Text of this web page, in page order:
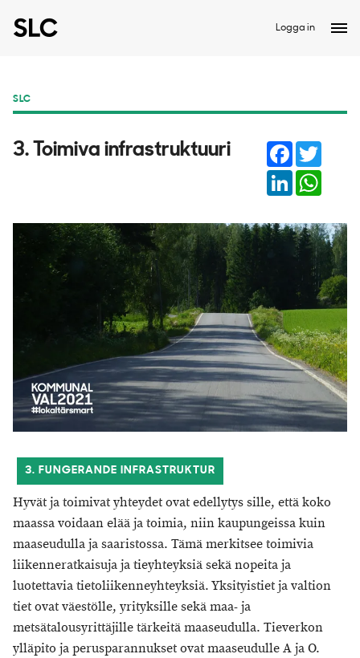
Logga in
SLC
3. Toimiva infrastruktuuri Facebook
LinkedIn
3. FUNGERANDE INFRASTRUKTUR
Hyvät ja toimivat yhteydet ovat edellytys sille, että koko
maassa voidaan elää ja toimia, niin kaupungeissa kuin
maaseudulla ja saaristossa. Tämä merkitsee toimivia
liikenneratkaisuja ja tieyhteyksiä sekä nopeita ja
luotettavia tietoliikenneyhteyksiä. Yksityistiet ja valtion
tiet ovat väestölle, yrityksille sekä maa- ja
metsätalousyrittäjille tärkeitä maaseudulla. Tieverkon
ylläpito ja perusparannukset ovat maaseudulle A ja O.